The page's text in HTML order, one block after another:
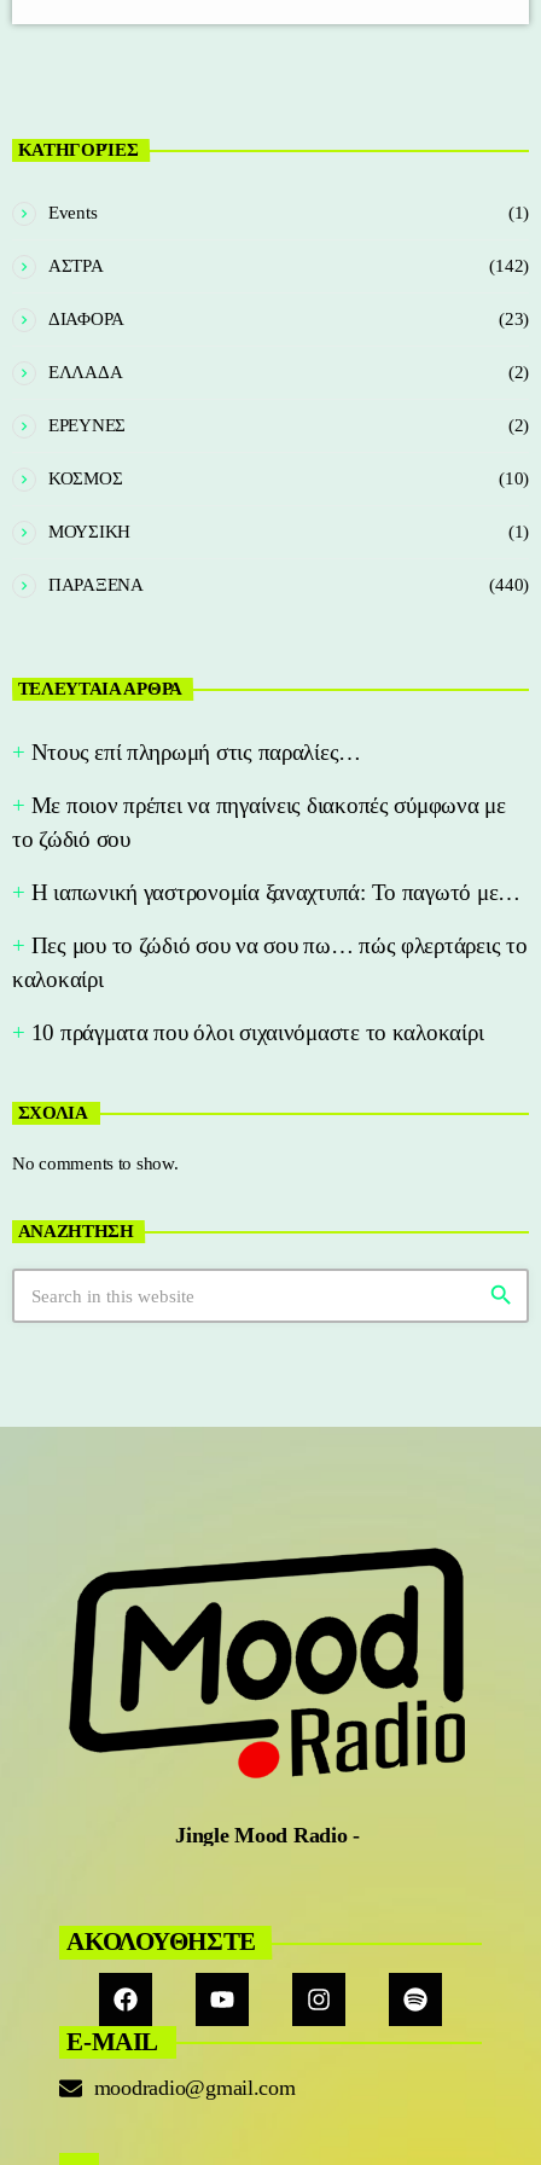
ΚΑΤΗΓΟΡΊΕΣ
Events (1)
ΑΣΤΡΑ (142)
ΔΙΑΦΟΡΑ (23)
ΕΛΛΑΔΑ (2)
ΕΡΕΥΝΕΣ (2)
ΚΟΣΜΟΣ (10)
ΜΟΥΣΙΚΗ (1)
ΠΑΡΑΞΕΝΑ (440)
ΤΕΛΕΥΤΑΙΑ ΑΡΘΡΑ
Nτους επί πληρωμή στις παραλίες…
Με ποιον πρέπει να πηγαίνεις διακοπές σύμφωνα με
το ζώδιό σου
Η ιαπωνική γαστρονομία ξαναχτυπά: Το παγωτό με…
Πες μου το ζώδιό σου να σου πω… πώς φλερτάρεις το
καλοκαίρι
10 πράγματα που όλοι σιχαινόμαστε το καλοκαίρι
ΣΧΟΛΙΑ
No comments to show.
ΑΝΑΖΗΤΗΣΗ
search
Jingle Mood Radio-
ΑΚΟΛΟΥΘΗΣΤΕ
E-MAIL
moodradio@gmail.com